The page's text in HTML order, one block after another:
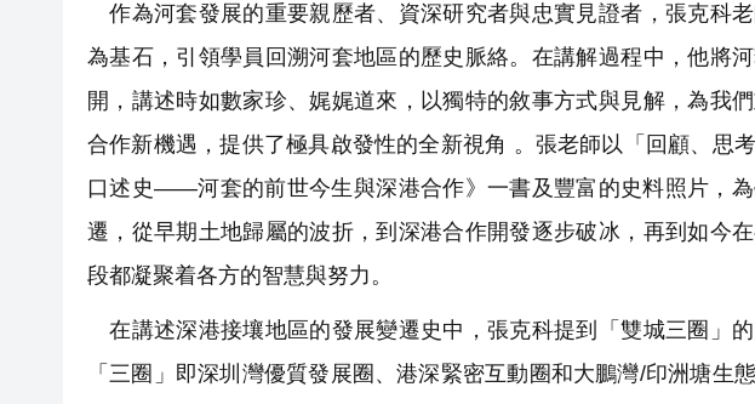
作為河套發展的重要親歷者、資深研究者與忠實見證者，張克科
為基石，引領學員回溯河套地區的歷史脈絡。在講解過程中，他將
開，講述時如數家珍、娓娓道來，以獨特的敘事方式與見解，為我
合作新機遇，提供了極具啟發性的全新視角 。張老師以「回顧、思
口述史——河套的前世今生與深港合作》一書及豐富的史料照片，
遷，從早期土地歸屬的波折，到深港合作開發逐步破冰，再到如今
段都凝聚着各方的智慧與努力。
在講述深港接壤地區的發展變遷史中，張克科提到「雙城三圈」
「三圈」即深圳灣優質發展圈、港深緊密互動圈和大鵬灣/印洲塘生